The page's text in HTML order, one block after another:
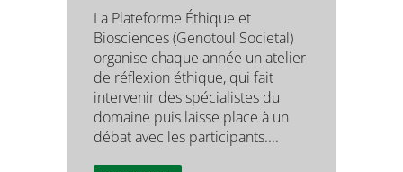
La Plateforme Éthique et
Biosciences (Genotoul Societal)
organise chaque année un atelier
de réflexion éthique, qui fait
intervenir des spécialistes du
domaine puis laisse place à un
débat avec les participants....